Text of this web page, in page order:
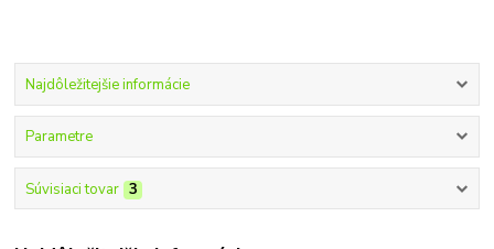
Najdôležitejšie informácie
Parametre
Súvisiaci tovar 3